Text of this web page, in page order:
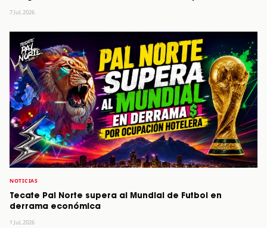
7 Jul, 2026
NOTICIAS
Tecate Pal Norte supera al Mundial de Futbol en
derrama económica
1 Jul, 2026